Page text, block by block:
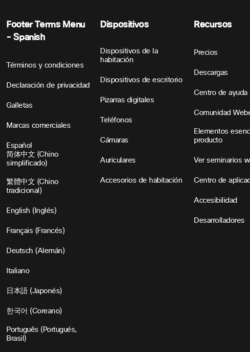
Footer Terms Menu
- Spanish
Términos y condiciones
Declaración de privacidad
Galletas
Marcas comerciales
Español
简体中文 (Chino
simplificado)
繁體中文 (Chino
tradicional)
English (Inglés)
Français (Francés)
Deutsch (Alemán)
Italiano
日本語 (Japonés)
한국어 (Coreano)
Português (Portugués,
Brasil)
Dispositivos
Dispositivos de la
habitación
Dispositivos de escritorio
Pizarras digitales
Teléfonos
Cámaras
Auriculares
Accesorios de habitación
Recursos
Precios
Descargas
Centro de ayuda
Comunidad
Elementos
producto
Ver seminarios
Centro de
Accesibilidad
Desarrolladores